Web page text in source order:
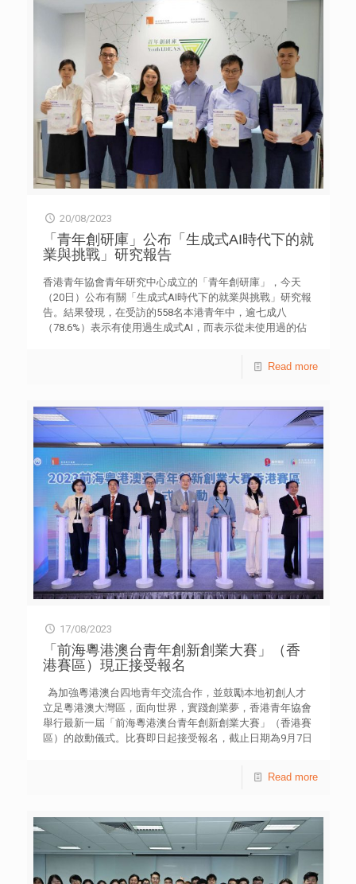
並活用創意為商標、餐牌、貨品包裝、制服、店舖陳設擺位
及圖像註解等變換嶄新的形象。這些新設計不僅注入了新活
力，提升了小店的外觀及形象，更能迎合現代消費者的需
求，帶來升級的顧客體驗。 參與店舖包括：V.W Vegan
Café、暢和麵家、和李果果、滑嘟嘟、JOE椰、美利餐廳、
藝揚創作、和拉麵、平安海味，以及牛一香港仔魚蛋粉專門
店。 在「大埔農墟、店舖及社區移動派對」的兩天活動
上，將會展出優化商店的設計圖，並有大埔農莊及手作人參
與墟期市集，向公眾展售自家種植的新鮮蔬果，同時有舞台
表演、手作藝文工作坊及導賞團等一系列活動，歡迎全港市
民參與，欣賞青年的創意成果，一同體驗大埔社區的魅力和
文化。 手作藝文工作坊包括：Fotomo相片模型、拇指琴
DIY繪畫x彈奏、廚餘首飾、大自然音樂體驗、凍檸茶蠟燭、
埔社區共創計劃—大埔農墟、店舖及社區移動派對」活動詳
情 日期：2023年8月26日至27日（星期六至日） 時間：下
午1時至6時 地點：大埔寶湖道六鄉學習園地 內容：優化商
店設計圖展覽、農墟、舞台表演、文藝工作坊、社區導賞 網
站：csu.hkfyg.org.hk
20/08/2023
「青年創研庫」公布「生成式AI時代下的就
業與挑戰」研究報告
香港青年協會青年研究中心成立的「青年創研庫」，今天
（20日）公布有關「生成式AI時代下的就業與挑戰」研究報
告。結果發現，在受訪的558名本港青年中，逾七成八
（78.6%）表示有使用過生成式AI，而表示從未使用過的佔
處【表3】，而最大困難是難以判斷資料真實性 (61.3%)和掌
(42%)是主要原因【表5】。 研究顯示，多數同意「生成式
AI的應用是不可逆轉的趨勢」(78.3%)、「在職場上與人工智
能共存共事是大勢所趨」(81.5%)【表6】；而對於生成式AI
的出現，受訪青年的態度傾向擁抱，平均分有6.58 (0-10
分，10為最高分)【表7】。 此外，多數受訪青年同意「生
成式AI的發展會影響青年未來的就業選擇」(75.4%)，及「配
合生成式AI發展，人力資源的技能提升和再培訓是不可或
缺」(79.0%)；但亦有不少受訪青年傾向同意「大幅削減傳
統就業職位」(66.7%)【表8】。 上述研究以網上問卷調查
方式，於今年6月21日至7月10日期間，訪問了558名15至34
歲青協會員，另訪問18名青年個案及7位專家和學者。研究
發現，受訪青年並不太擔心生成式AI會取代自己，平均分為
4.87（0-10分，0為完全不擔心），略低於一半【表9】；逾
和學者的意見，他們認為生成式AI已成為社會備受注目的新
興技術之一，儘管其發展有許多不確定挑戰，年輕人應學習
擁抱新科技，並把握機遇，以應對未來職場環境的新常態。
受訪青年亦認為生成式AI廣泛應用會為社會帶來一些風
險，包括虛假信息(67.7%)、知識產權(43.9%)、數據安全(如
洩漏商業機密)(40.0%)、私隱保障(38.7%)，以及道德倫理
(30.8%)等問題【表11】。另六成半(65.6%)贊成政府需要監
管【表12】。 青年創研庫經濟就業組召集人劉漢耀引述研
識，促成制定相關指引；讓公眾了解技術的風險與責任，以
個性化服務與資訊特點，可在不同公共設施設立試點，以創
新方式推動，讓市民大眾了解科技帶來的便利和好處。 針
對就業市場的變化，成員徐嘉豪及何穎琨表示，為進一步支
援中小企應用科技，加快數碼轉型，他們建議在本港現行
Read more
17/08/2023
「前海粵港澳台青年創新創業大賽」（香
港賽區）現正接受報名
為加強粵港澳台四地青年交流合作，並鼓勵本地初創人才
立足粵港澳大灣區，面向世界，實踐創業夢，香港青年協會
舉行最新一屆「前海粵港澳台青年創新創業大賽」（香港賽
區）的啟動儀式。比賽即日起接受報名，截止日期為9月7日
長張志華博士、前海管理局港澳服務處副處長侯靜、前海服
年踴躍報名。 香港青年協會總幹事徐小曼表示，感謝前海
管理局的信任，與前海服務集團承辦今年比賽。青協「社會
創新及青年創業部」一直鼓勵青年創業力求創新、把握先
機，裝備個人多元技能，並抓緊國家的發展機遇。 中聯辦
Read more